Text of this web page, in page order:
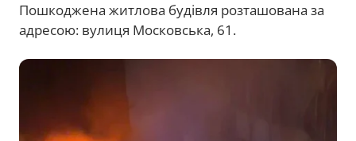
Пошкоджена житлова будівля розташована за
адресою: вулиця Московська, 61.